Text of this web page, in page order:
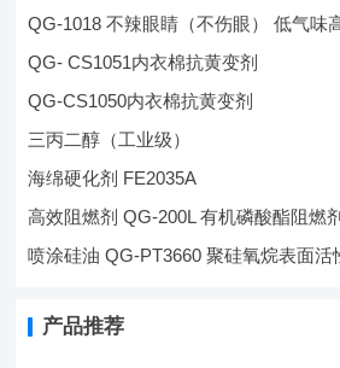
QG-1018 不辣眼睛（不伤眼） 低气味
QG- CS1051内衣棉抗黄变剂
QG-CS1050内衣棉抗黄变剂
三丙二醇（工业级）
海绵硬化剂 FE2035A
高效阻燃剂 QG-200L 有机磷酸酯阻燃剂
喷涂硅油 QG-PT3660 聚硅氧烷表面活
产品推荐